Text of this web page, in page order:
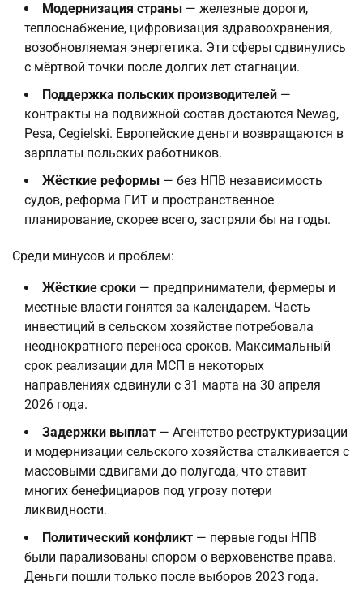
Модернизация страны — железные дороги,
теплоснабжение, цифровизация здравоохранения,
возобновляемая энергетика. Эти сферы сдвинулись
с мёртвой точки после долгих лет стагнации.
Поддержка польских производителей —
контракты на подвижной состав достаются Newag,
Pesa, Cegielski. Европейские деньги возвращаются в
зарплаты польских работников.
Жёсткие реформы — без НПВ независимость
судов, реформа ГИТ и пространственное
планирование, скорее всего, застряли бы на годы.
Среди минусов и проблем:
Жёсткие сроки — предприниматели, фермеры и
местные власти гонятся за календарем. Часть
инвестиций в сельском хозяйстве потребовала
неоднократного переноса сроков. Максимальный
срок реализации для МСП в некоторых
направлениях сдвинули с 31 марта на 30 апреля
2026 года.
Задержки выплат — Агентство реструктуризации
и модернизации сельского хозяйства сталкивается с
массовыми сдвигами до полугода, что ставит
многих бенефициаров под угрозу потери
ликвидности.
Политический конфликт — первые годы НПВ
были парализованы спором о верховенстве права.
Деньги пошли только после выборов 2023 года.